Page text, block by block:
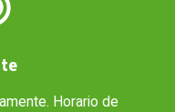
Horario de